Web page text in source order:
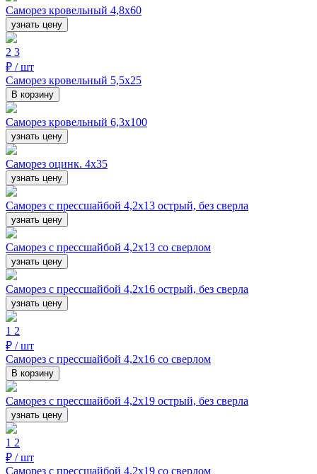
Саморез кровельный 4,8х60
узнать цену
2 3
₽ / шт
Саморез кровельный 5,5х25
В корзину
Саморез кровельный 6,3х100
узнать цену
Саморез оцинк. 4х35
узнать цену
Саморез с прессшайбой 4,2х13 острый, без сверла
узнать цену
Саморез с прессшайбой 4,2х13 со сверлом
узнать цену
Саморез с прессшайбой 4,2х16 острый, без сверла
узнать цену
1 2
₽ / шт
Саморез с прессшайбой 4,2х16 со сверлом
В корзину
Саморез с прессшайбой 4,2х19 острый, без сверла
узнать цену
1 2
₽ / шт
Саморез с прессшайбой 4,2х19 со сверлом